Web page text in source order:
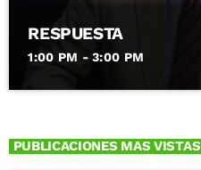
RESPUESTA
1:00 PM - 3:00 PM
PUBLICACIONES MAS VISTAS